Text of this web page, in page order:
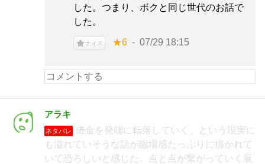
した。つまり、ボクと同じ世代のお話で
した。
ナイス ★6 07/29 18:15
アラキ
ネタバレ
借金を発端に転落していく、という現実に
も溢れていそうな話が臨場感たっぷりに描かれて
いて恐ろしいと感じた。点と点が繋がっていく展